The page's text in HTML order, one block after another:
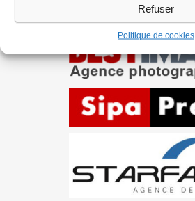
Refuser
Politique de cookies